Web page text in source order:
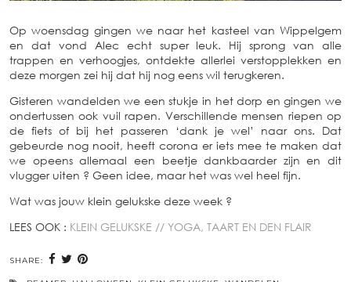
Op woensdag gingen we naar het kasteel van Wippelgem
en dat vond Alec echt super leuk. Hij sprong van alle
trappen en verhoogjes, ontdekte allerlei verstopplekken en
deze morgen zei hij dat hij nog eens wil terugkeren.
Gisteren wandelden we een stukje in het dorp en gingen we
ondertussen ook vuil rapen. Verschillende mensen riepen op
de fiets of bij het passeren ‘dank je wel’ naar ons. Dat
gebeurde nog nooit, heeft corona er iets mee te maken dat
we opeens allemaal een beetje dankbaarder zijn en dit
vlugger uiten ? Geen idee, maar het was wel heel fijn.
Wat was jouw klein gelukske deze week ?
LEES OOK : KLEIN GELUKSKE // YOGA, TAART EN DEN FLAIR
SHARE: